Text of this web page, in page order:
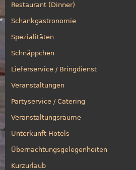
Restaurant (Dinner)
Schankgastronomie
Spezialitäten
Schnäppchen
Lieferservice / Bringdienst
Veranstaltungen
Partyservice / Catering
Veranstaltungsräume
Unterkunft Hotels
Übernachtungsgelegenheiten
Kurzurlaub